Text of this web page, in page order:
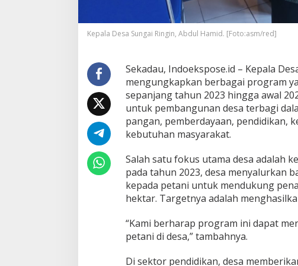
e
m
r
t
a
h
D
e
a
a
u
n
2
2
3
-
0
Kepala Desa Sungai Ringin, Abdul Hamid. [Foto:asm/red]
Sekadau, Indoekspose.id – Kepala
mengungkapkan berbagai program
sepanjang tahun 2023 hingga awal
untuk pembangunan desa terbagi
pangan, pemberdayaan, pendidikan,
kebutuhan masyarakat.
Salah satu fokus utama desa adalah
pada tahun 2023, desa menyalurkan
kepada petani untuk mendukung
hektar. Targetnya adalah
“Kami berharap program ini dapat
petani di desa,” tambahnya.
Di sektor pendidikan, desa